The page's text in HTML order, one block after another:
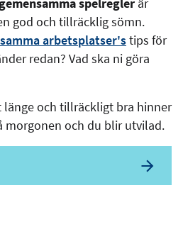
god och tillräcklig sömn.
arbetsplatser'stips för
redan? Vad ska ni göra
och tillräckligt bra hinner
morgonen och du blir utvilad.